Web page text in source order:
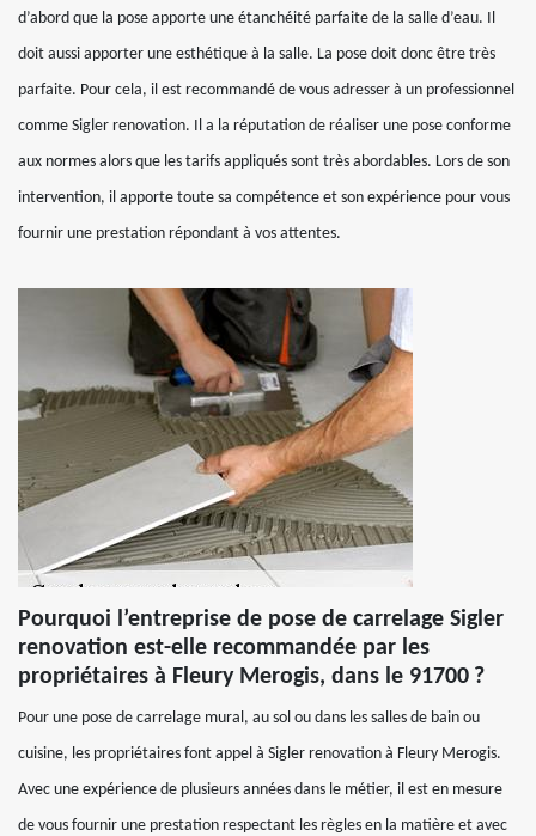
d’abord que la pose apporte une étanchéité parfaite de la salle d’eau. Il
doit aussi apporter une esthétique à la salle. La pose doit donc être très
parfaite. Pour cela, il est recommandé de vous adresser à un professionnel
comme Sigler renovation. Il a la réputation de réaliser une pose conforme
aux normes alors que les tarifs appliqués sont très abordables. Lors de son
intervention, il apporte toute sa compétence et son expérience pour vous
fournir une prestation répondant à vos attentes.
Pourquoi l’entreprise de pose de carrelage Sigler
renovation est-elle recommandée par les
propriétaires à Fleury Merogis, dans le 91700 ?
Pour une pose de carrelage mural, au sol ou dans les salles de bain ou
cuisine, les propriétaires font appel à Sigler renovation à Fleury Merogis.
Avec une expérience de plusieurs années dans le métier, il est en mesure
de vous fournir une prestation respectant les règles en la matière et avec